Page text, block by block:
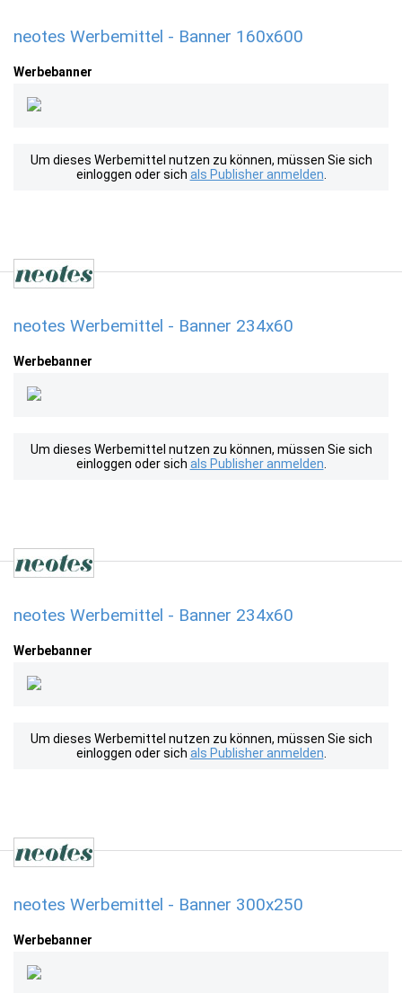
neotes Werbemittel - Banner 160x600
Werbebanner
Um dieses Werbemittel nutzen zu können, müssen Sie sich
einloggen oder sich als Publisher anmelden
neotes Werbemittel - Banner 234x60
Werbebanner
Um dieses Werbemittel nutzen zu können, müssen Sie sich
einloggen oder sich als Publisher anmelden
neotes Werbemittel - Banner 234x60
Werbebanner
Um dieses Werbemittel nutzen zu können, müssen Sie sich
einloggen oder sich als Publisher anmelden
neotes Werbemittel - Banner 300x250
Werbebanner